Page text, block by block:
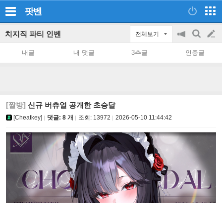
팟벤
치지직 파티 인벤 전체보기
공
on/off
검
색
글
쓰
내글 내 댓글 3추글 인증글
[짤방] 신규 버츄얼 공개한 초승달
[Cheatkey] 댓글: 8 개 조회: 13972 2026-05-10 11:44:42